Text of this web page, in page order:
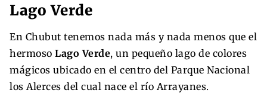
Lago Verde
En Chubut tenemos nada más y nada menos que el
hermoso Lago Verde, un pequeño lago de colores
mágicos ubicado en el centro del Parque Nacional
los Alerces del cual nace el río Arrayanes.